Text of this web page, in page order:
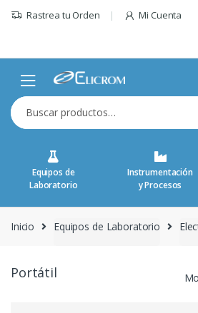
Rastrea tu Orden Mi Cuenta
Buscar
por:
Equipos de
Laboratorio
Instrumentación
y Procesos
Inicio Equipos de Laboratorio
Portátil